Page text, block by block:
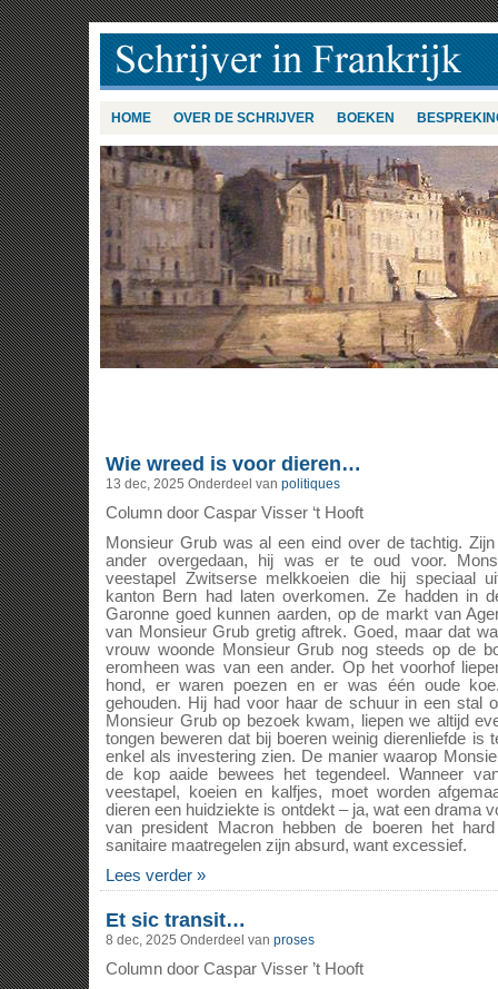
HOME OVER DE SCHRIJVER BOEKEN
Wie wreed is voor dieren…
13 dec, 2025 Onderdeel van politiques
Column door Caspar Visser ‘t Hooft
Monsieur Grub was al een eind over de tachtig.
ander overgedaan, hij was er te oud voor.
veestapel Zwitserse melkkoeien die hij speciaal
kanton Bern had laten overkomen. Ze hadden in
Garonne goed kunnen aarden, op de markt van
van Monsieur Grub gretig aftrek. Goed, maar dat
vrouw woonde Monsieur Grub nog steeds op de
eromheen was van een ander. Op het voorhof
hond, er waren poezen en er was één oude
gehouden. Hij had voor haar de schuur in een stal
Monsieur Grub op bezoek kwam, liepen we altijd
tongen beweren dat bij boeren weinig dierenliefde is
enkel als investering zien. De manier waarop
de kop aaide bewees het tegendeel. Wanneer
veestapel, koeien en kalfjes, moet worden
dieren een huidziekte is ontdekt – ja, wat een drama
van president Macron hebben de boeren het
sanitaire maatregelen zijn absurd, want excessief.
Lees verder »
Et sic transit…
8 dec, 2025 Onderdeel van proses
Column door Caspar Visser ’t Hooft